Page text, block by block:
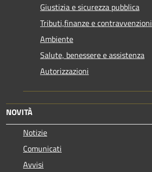
Giustizia e sicurezza pubblica
Tributi,finanze e contravvenzioni
Ambiente
Salute, benessere e assistenza
Autorizzazioni
NOVITÀ
Notizie
Comunicati
Avvisi